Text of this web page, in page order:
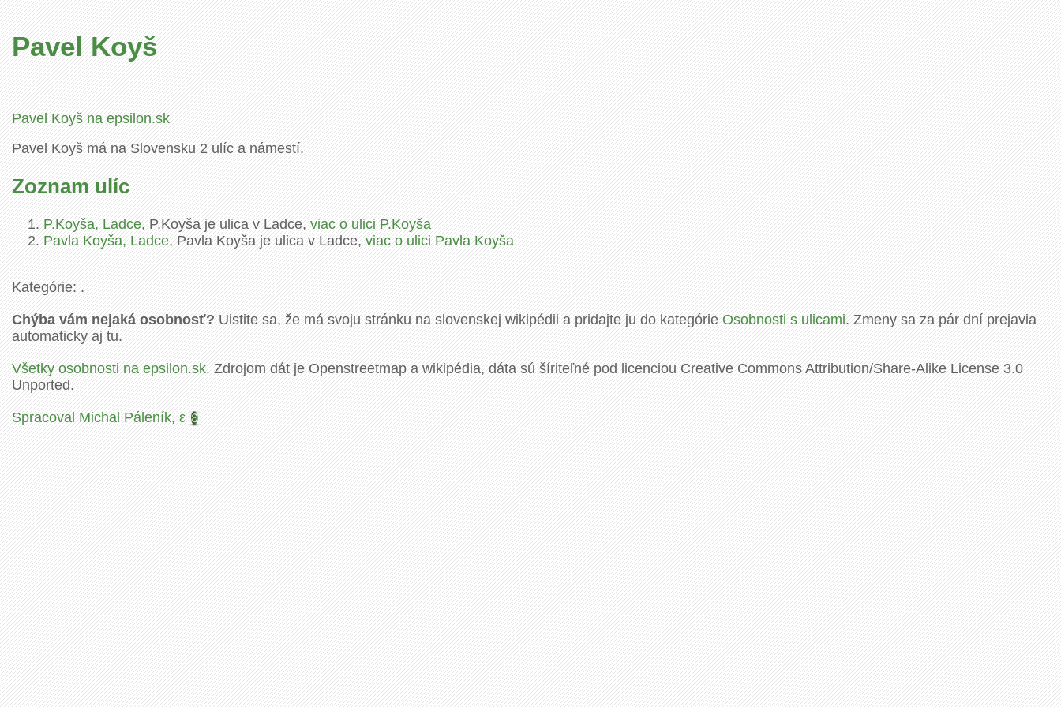
Pavel Koyš
Pavel Koyš na epsilon.sk
Pavel Koyš má na Slovensku 2 ulíc a námestí.
Zoznam ulíc
P.Koyša, Ladce, P.Koyša je ulica v Ladce,viac o ulici P.Koyša
Pavla Koyša, Ladce, Pavla Koyša je ulica v Ladce,viac o ulici Pavla Koyša
Kategórie: .
Chýba vám nejaká osobnosť?Uistite sa, že má svoju stránku na slovenskej wikipédii a pridajte ju do kategórieOsobnosti s ulicami. Zmeny sa za pár dní prejavia
automaticky aj tu.
Všetky osobnosti na epsilon.sk.Zdrojom dát je Openstreetmap a wikipédia, dáta sú šíriteľné pod licenciou Creative Commons Attribution/Share-Alike License 3.0
Unported.
Spracoval Michal Páleník,ε